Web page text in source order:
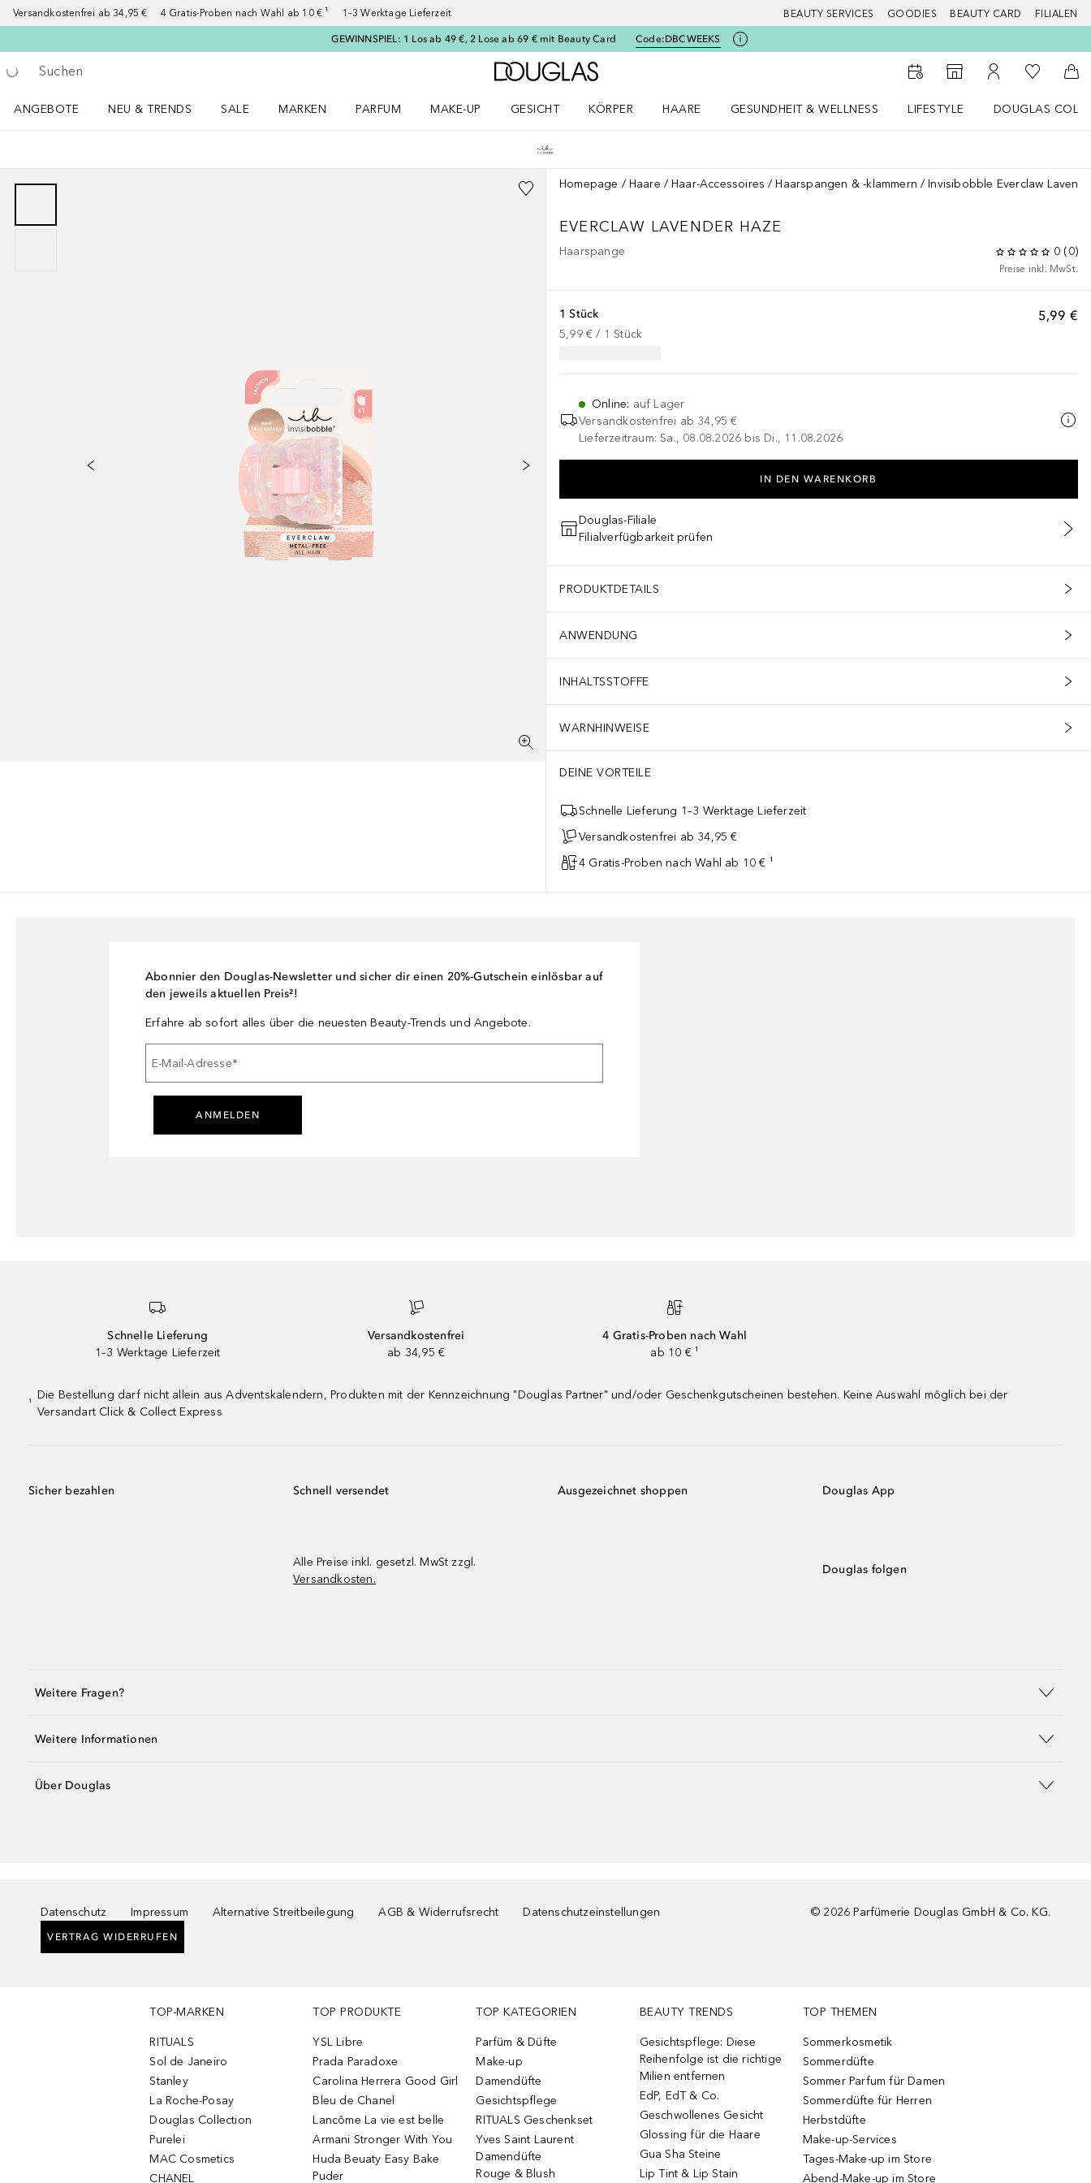
Versandkostenfrei ab 34,95 € 4 Gratis-Proben nach Wahl ab 10 € ¹ 1–3 Werktage Lieferzeit BEAUTY SERVICES GOODIES BEAUTY CARD FILIALEN
GEWINNSPIEL: 1 Los ab 49 €, 2 Lose ab 69 € mit Beauty Card Code:DBCWEEKS
Gehe zurück
Suche ausführen
Zur Douglas Startseite
Zum Storefinder
Zu Meinem
Zu Meiner
ANGEBOTE
NEU & TRENDS
SALE
MARKEN
PARFUM
MAKE-UP
GESICHT
KÖRPER
HAARE
GESUNDHEIT & WELLNESS
LIFESTYLE
DOUGLAS
Homepage Haare Haar-Accessoires Haarspangen & -klammern Invisibobble Everclaw
EVERCLAW LAVENDER HAZE
Haarspange 0 (0)
Preise inkl. MwSt.
5,99 €
1 Stück
5,99 € / 1 Stück
Online: auf Lager
Versandkostenfrei ab 34,95 €
Lieferzeitraum: Sa., 08.08.2026 bis Di., 11.08.2026
IN DEN WARENKORB
Douglas-Filiale
Filialverfügbarkeit prüfen
PRODUKTDETAILS
ANWENDUNG
INHALTSSTOFFE
WARNHINWEISE
DEINE VORTEILE
Schnelle Lieferung 1–3 Werktage Lieferzeit
Versandkostenfrei ab 34,95 €
4 Gratis-Proben nach Wahl ab 10 € ¹
Abonnier den Douglas-Newsletter und sicher dir einen 20%-Gutschein einlösbar auf
den jeweils aktuellen Preis²!
Erfahre ab sofort alles über die neuesten Beauty-Trends und Angebote.
E-Mail-Adresse*
ANMELDEN
Schnelle Lieferung
1–3 Werktage Lieferzeit
Versandkostenfrei
ab 34,95 €
4 Gratis-Proben nach Wahl
ab 10 € ¹
¹
Die Bestellung darf nicht allein aus Adventskalendern, Produkten mit der Kennzeichnung "Douglas Partner" und/oder Geschenkgutscheinen bestehen. Keine Auswahl möglich bei der
Versandart Click & Collect Express
Sicher bezahlen Schnell versendet
Alle Preise inkl. gesetzl. MwSt zzgl.
Versandkosten.
Ausgezeichnet shoppen Douglas App
Douglas folgen
Weitere Fragen?
Weitere Informationen
Über Douglas
Datenschutz Impressum Alternative Streitbeilegung AGB & Widerrufsrecht Datenschutzeinstellungen
VERTRAG WIDERRUFEN
© 2026 Parfümerie Douglas GmbH & Co. KG.
TOP-MARKEN
RITUALS
Sol de Janeiro
Stanley
La Roche-Posay
Douglas Collection
Purelei
MAC Cosmetics
CHANEL
TOP PRODUKTE
YSL Libre
Prada Paradoxe
Carolina Herrera Good Girl
Bleu de Chanel
Lancôme La vie est belle
Armani Stronger With You
Huda Beuaty Easy Bake
Puder
TOP KATEGORIEN
Parfüm & Düfte
Make-up
Damendüfte
Gesichtspflege
RITUALS Geschenkset
Yves Saint Laurent
Damendüfte
Rouge & Blush
BEAUTY TRENDS
Gesichtspflege: Diese
Reihenfolge ist die richtige
Milien entfernen
EdP, EdT & Co.
Geschwollenes Gesicht
Glossing für die Haare
Gua Sha Steine
Lip Tint & Lip Stain
TOP THEMEN
Sommerkosmetik
Sommerdüfte
Sommer Parfum für Damen
Sommerdüfte für Herren
Herbstdüfte
Make-up-Services
Tages-Make-up im Store
Abend-Make-up im Store